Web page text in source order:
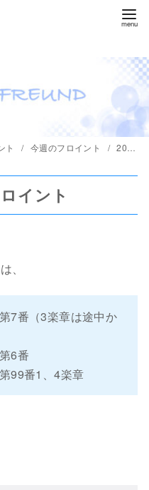
ト 今週のフロイント 2006年10月28日のフロイント
イント
、
番（3楽章は途中か
6番
番1、4楽章